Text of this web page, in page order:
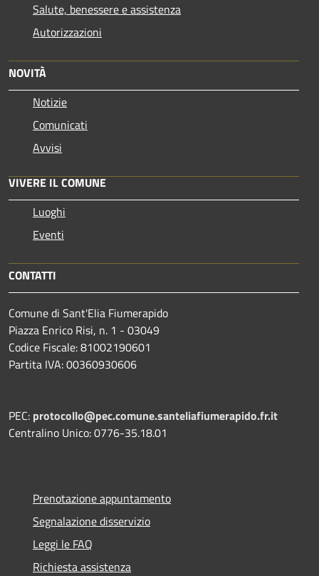
Salute, benessere e assistenza
Autorizzazioni
NOVITÀ
Notizie
Comunicati
Avvisi
VIVERE IL COMUNE
Luoghi
Eventi
CONTATTI
Comune di Sant'Elia Fiumerapido
Piazza Enrico Risi, n. 1 - 03049
Codice Fiscale: 81002190601
Partita IVA: 00360930606
PEC: protocollo@pec.comune.santeliafiumerapido.fr.it
Centralino Unico: 0776-35.18.01
Prenotazione appuntamento
Segnalazione disservizio
Leggi le FAQ
Richiesta assistenza